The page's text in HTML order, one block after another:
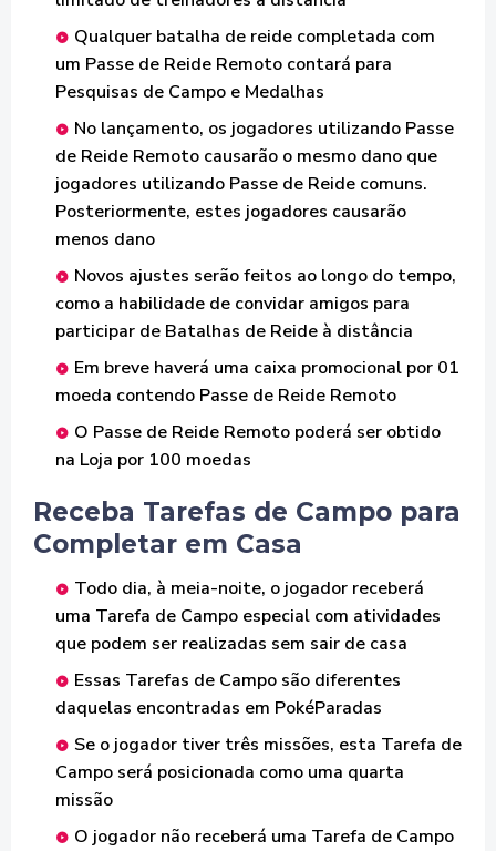
Qualquer batalha de reide completada com
um Passe de Reide Remoto contará para
Pesquisas de Campo e Medalhas
No lançamento, os jogadores utilizando Passe
de Reide Remoto causarão o mesmo dano que
jogadores utilizando Passe de Reide comuns.
Posteriormente, estes jogadores causarão
menos dano
Novos ajustes serão feitos ao longo do tempo,
como a habilidade de convidar amigos para
participar de Batalhas de Reide à distância
Em breve haverá uma caixa promocional por 01
moeda contendo Passe de Reide Remoto
O Passe de Reide Remoto poderá ser obtido
na Loja por 100 moedas
Receba Tarefas de Campo para
Completar em Casa
Todo dia, à meia-noite, o jogador receberá
uma Tarefa de Campo especial com atividades
que podem ser realizadas sem sair de casa
Essas Tarefas de Campo são diferentes
daquelas encontradas em PokéParadas
Se o jogador tiver três missões, esta Tarefa de
Campo será posicionada como uma quarta
missão
O jogador não receberá uma Tarefa de Campo